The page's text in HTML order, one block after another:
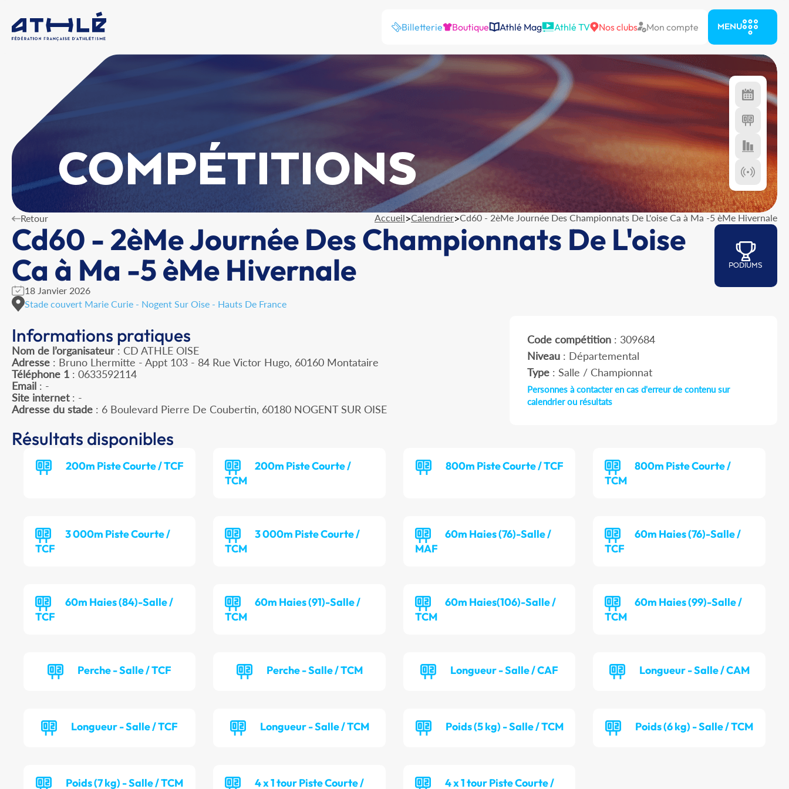
Billetterie Boutique Athlé Mag Athlé TV Nos clubs Mon compte MENU
COMPÉTITIONS
Retour Accueil>Calendrier>Cd60 - 2èMe Journée Des Championnats De L'oise Ca à Ma -5 èMe Hivernale
Cd60 - 2èMe Journée Des Championnats De L'oise
Ca à Ma -5 èMe Hivernale
18 Janvier 2026
Stade couvert Marie Curie - Nogent Sur Oise - Hauts De France
PODIUMS
Informations pratiques
Nom de l’organisateur : CD ATHLE OISE
Adresse : Bruno Lhermitte - Appt 103 - 84 Rue Victor Hugo, 60160 Montataire
Téléphone 1 : 0633592114
Email : -
Site internet: -
Adresse du stade : 6 Boulevard Pierre De Coubertin, 60180 NOGENT SUR OISE
Code compétition: 309684
Niveau: Départemental
Type: Salle / Championnat
Personnes à contacter en cas d'erreur de contenu sur
calendrier ou résultats
Résultats disponibles
200m Piste Courte / TCF
200m Piste Courte /
TCM
800m Piste Courte / TCF
800m Piste Courte /
TCM
3 000m Piste Courte /
TCF
3 000m Piste Courte /
TCM
60m Haies (76)-Salle /
MAF
60m Haies (76)-Salle /
TCF
60m Haies (84)-Salle /
TCF
60m Haies (91)-Salle /
TCM
60m Haies(106)-Salle /
TCM
60m Haies (99)-Salle /
TCM
Perche - Salle / TCF Perche - Salle / TCM Longueur - Salle / CAF Longueur - Salle / CAM
Longueur - Salle / TCF Longueur - Salle / TCM Poids (5 kg) - Salle / TCM Poids (6 kg) - Salle / TCM
Poids (7 kg) - Salle / TCM 4 x 1 tour Piste Courte / 4 x 1 tour Piste Courte /